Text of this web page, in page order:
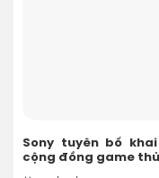
Sony tuyên bố
cộng đồng game